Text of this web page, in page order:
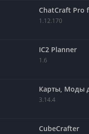
ChatCraft Pro
1.12.170
IC2 Planner
1.6
Карты, Моды
3.14.4
CubeCrafter